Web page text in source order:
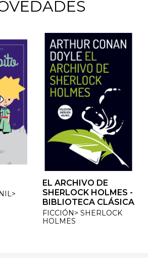
EL ARCHIVO DE
SHERLOCK HOLMES -
BIBLIOTECA CLÁSICA
FICCIÓN> SHERLOCK
HOLMES
EL ARCHIVO DE
SHERLOCK HOLMES -
BIBLIOTECA CLÁSICA
FICCIÓN> SHERLOCK
HOLMES